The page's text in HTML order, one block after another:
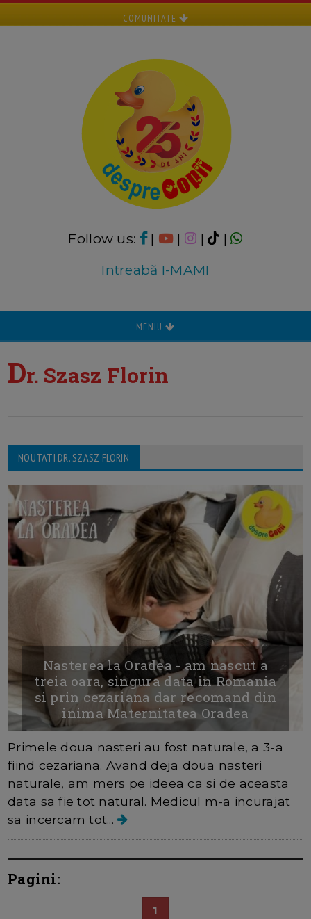
COMUNITATE
Follow us: | | |
|
Intreabă I-MAMI
MENIU
Dr. Szasz Florin
NOUTATI DR. SZASZ FLORIN
Nasterea la Oradea - am nascut a
treia oara, singura data in Romania
si prin cezariana dar recomand din
inima Maternitatea Oradea
Primele doua nasteri au fost naturale, a 3-a
fiind cezariana. Avand deja doua nasteri
naturale, am mers pe ideea ca si de aceasta
data sa fie tot natural. Medicul m-a incurajat
sa incercam tot...
Pagini:
1